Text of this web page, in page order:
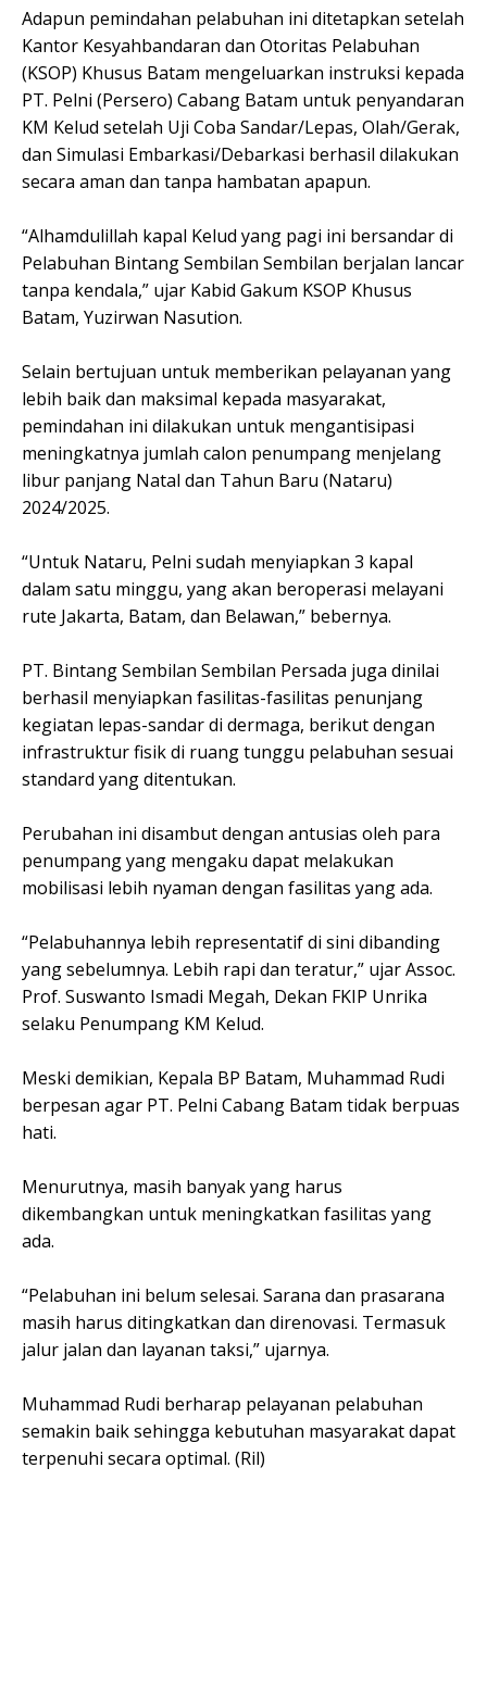
Adapun pemindahan pelabuhan ini ditetapkan setelah
Kantor Kesyahbandaran dan Otoritas Pelabuhan
(KSOP) Khusus Batam mengeluarkan instruksi kepada
PT. Pelni (Persero) Cabang Batam untuk penyandaran
KM Kelud setelah Uji Coba Sandar/Lepas, Olah/Gerak,
dan Simulasi Embarkasi/Debarkasi berhasil dilakukan
secara aman dan tanpa hambatan apapun.
“Alhamdulillah kapal Kelud yang pagi ini bersandar di
Pelabuhan Bintang Sembilan Sembilan berjalan lancar
tanpa kendala,” ujar Kabid Gakum KSOP Khusus
Batam, Yuzirwan Nasution.
Selain bertujuan untuk memberikan pelayanan yang
lebih baik dan maksimal kepada masyarakat,
pemindahan ini dilakukan untuk mengantisipasi
meningkatnya jumlah calon penumpang menjelang
libur panjang Natal dan Tahun Baru (Nataru)
2024/2025.
“Untuk Nataru, Pelni sudah menyiapkan 3 kapal
dalam satu minggu, yang akan beroperasi melayani
rute Jakarta, Batam, dan Belawan,” bebernya.
PT. Bintang Sembilan Sembilan Persada juga dinilai
berhasil menyiapkan fasilitas-fasilitas penunjang
kegiatan lepas-sandar di dermaga, berikut dengan
infrastruktur fisik di ruang tunggu pelabuhan sesuai
standard yang ditentukan.
Perubahan ini disambut dengan antusias oleh para
penumpang yang mengaku dapat melakukan
mobilisasi lebih nyaman dengan fasilitas yang ada.
“Pelabuhannya lebih representatif di sini dibanding
yang sebelumnya. Lebih rapi dan teratur,” ujar Assoc.
Prof. Suswanto Ismadi Megah, Dekan FKIP Unrika
selaku Penumpang KM Kelud.
Meski demikian, Kepala BP Batam, Muhammad Rudi
berpesan agar PT. Pelni Cabang Batam tidak berpuas
hati.
Menurutnya, masih banyak yang harus
dikembangkan untuk meningkatkan fasilitas yang
ada.
“Pelabuhan ini belum selesai. Sarana dan prasarana
masih harus ditingkatkan dan direnovasi. Termasuk
jalur jalan dan layanan taksi,” ujarnya.
Muhammad Rudi berharap pelayanan pelabuhan
semakin baik sehingga kebutuhan masyarakat dapat
terpenuhi secara optimal. (Ril)